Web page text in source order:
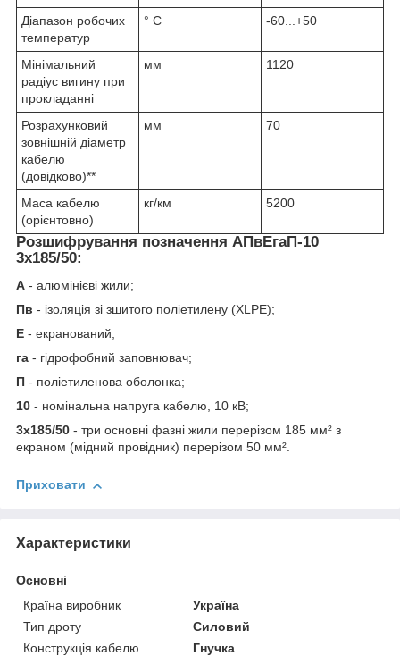
Діапазон робочих
температур
° С -60...+50
Мінімальний
радіус вигину при
прокладанні
мм 1120
Розрахунковий
зовнішній діаметр
кабелю
(довідково)**
мм 70
Маса кабелю
(орієнтовно)
кг/км 5200
Розшифрування позначення АПвЕгаП‑10
3х185/50:
А - алюмінієві жили;
Пв - ізоляція зі зшитого поліетилену (XLPE);
Е - екранований;
га - гідрофобний заповнювач;
П - поліетиленова оболонка;
10 - номінальна напруга кабелю, 10 кВ;
3х185/50 - три основні фазні жили перерізом 185 мм² з
екраном (мідний провідник) перерізом 50 мм².
Приховати
Характеристики
Основні
Країна виробник
Україна
Тип дроту
Силовий
Конструкція кабелю
Гнучка